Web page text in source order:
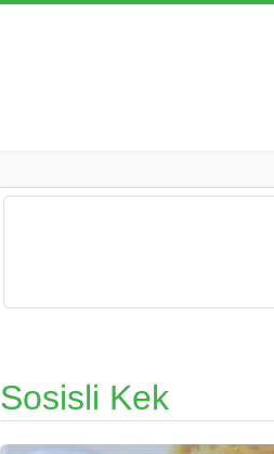
Sosisli Kek